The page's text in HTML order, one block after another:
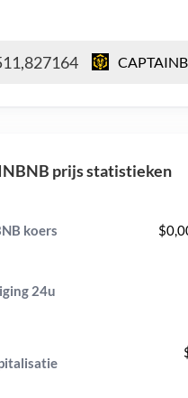
prijs statistieken
koers
24u